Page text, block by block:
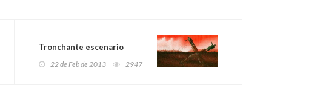
Tronchante escenario
22 de Feb de 2013 2947